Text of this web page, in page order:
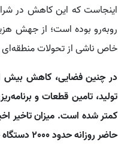
اینجاست که این کاهش در
روبه‌رو بوده است؛ از جهش
خاص ناشی از تحولات منطقه‌ای
تولید، تامین قطعات و
کمتر شده است. میزان تاخیر
حاضر روزانه حدود 2000 دستگاه خودرو در ایران خودرو تولید می‌شود.